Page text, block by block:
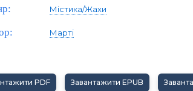
Містика/Жахи
Марті
PDF Завантажити EPUB